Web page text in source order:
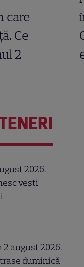
care
Ce
2
2026.
vești
august 2026.
duminică